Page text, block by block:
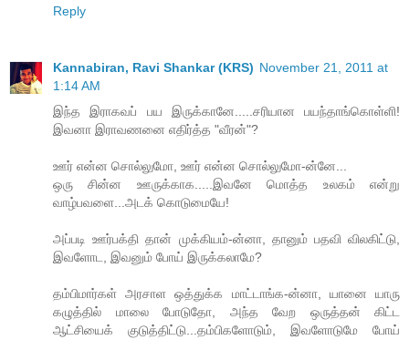
Reply
Kannabiran, Ravi Shankar (KRS) November 21, 2011 at
1:14 AM
இந்த இராகவப் பய இருக்கானே.....சரியான பயந்தாங்கொள்ளி!
இவனா இராவணனை எதிர்த்த "வீரன்"?
ஊர் என்ன சொல்லுமோ, ஊர் என்ன சொல்லுமோ-ன்னே...
ஒரு சின்ன ஊருக்காக.....இவனே மொத்த உலகம் என்று
வாழ்பவளை...அடக் கொடுமையே!
அப்படி ஊர்பக்தி தான் முக்கியம்-ன்னா, தானும் பதவி விலகிட்டு,
இவளோட, இவனும் போய் இருக்கலாமே?
தம்பிமார்கள் அரசாள ஒத்துக்க மாட்டாங்க-ன்னா, யானை யாரு
கழுத்தில் மாலை போடுதோ, அந்த வேற ஒருத்தன் கிட்ட
ஆட்சியைக் குடுத்திட்டு...தம்பிகளோடும், இவளோடுமே போய்